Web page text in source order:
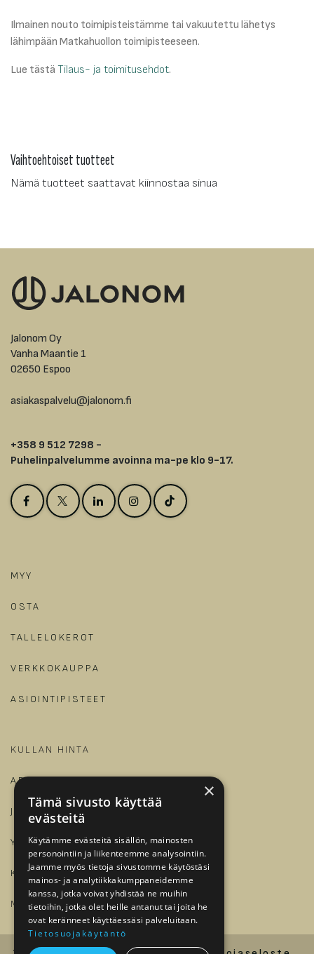
Ilmainen nouto toimipisteistämme tai vakuutettu lähetys
lähimpään Matkahuollon toimipisteeseen.
Lue tästä Tilaus- ja toimitusehdot.
Vaihtoehtoiset tuotteet
Nämä tuotteet saattavat kiinnostaa sinua
Jalonom Oy
Vanha Maantie 1
02650 Espoo
asiakaspalvelu@jalonom.fi
+358 9 512 7298 -
Puhelinpalvelumme avoinna ma-pe klo 9-17.
MYY
OSTA
TALLELOKEROT
VERKKOKAUPPA
ASIOINTIPISTEET
KULLAN HINTA
ARTIKKELIT JA OPPAAT
JALONOM
YRITYKSILLE
KIRJAUDU
MEILLE TÖIHIN?​
×
Tämä sivusto käyttää
evästeitä
Käytämme evästeitä sisällön, mainosten
personointiin ja liikenteemme analysointiin.
Jaamme myös tietoja sivustomme käytöstäsi
mainos- ja analytiikkakumppaneidemme
kanssa, jotka voivat yhdistää ne muihin
tietoihin, jotka olet heille antanut tai joita he
ovat keränneet käyttäessäsi palveluitaan.
Tietosuojakäytäntö